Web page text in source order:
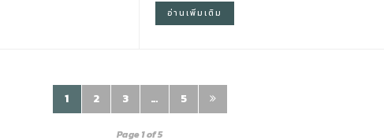
อ่านเพิ่มเติม
1 2 3 … 5
Page 1 of 5